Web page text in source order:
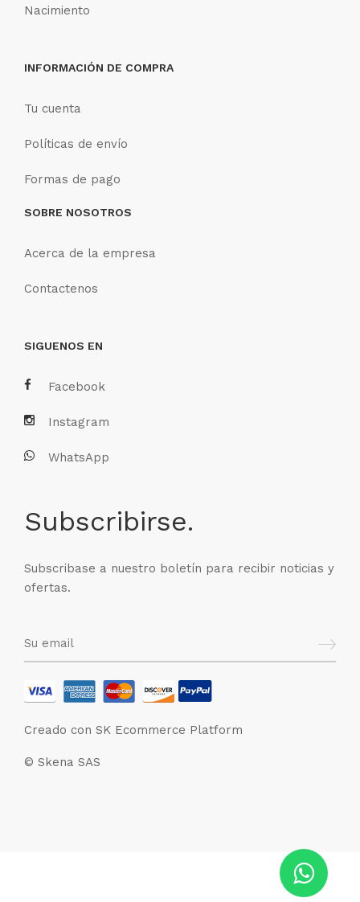
Nacimiento
INFORMACIÓN DE COMPRA
Tu cuenta
Políticas de envío
Formas de pago
SOBRE NOSOTROS
Acerca de la empresa
Contactenos
SIGUENOS EN
Facebook
Instagram
WhatsApp
Subscribirse.
Subscribase a nuestro boletín para recibir noticias y
ofertas.
Creado con SK Ecommerce Platform
© Skena SAS